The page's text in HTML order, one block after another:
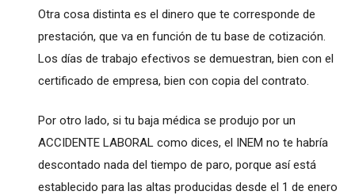
Otra cosa distinta es el dinero que te corresponde de
prestación, que va en función de tu base de cotización.
Los días de trabajo efectivos se demuestran, bien con el
certificado de empresa, bien con copia del contrato.
Por otro lado, si tu baja médica se produjo por un
ACCIDENTE LABORAL como dices, el INEM no te habría
descontado nada del tiempo de paro, porque así está
establecido para las altas producidas desde el 1 de enero